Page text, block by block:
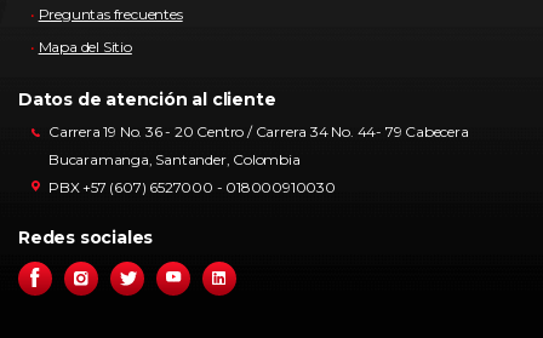
Preguntas frecuentes
Mapa del Sitio
Datos de atención al cliente
Carrera 19 No. 36 - 20 Centro / Carrera 34 No. 44- 79 Cabecera
Bucaramanga, Santander, Colombia
PBX +57 (607) 6527000 - 018000910030
Redes sociales